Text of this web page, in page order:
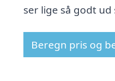
ser lige så godt ud
Beregn pris og